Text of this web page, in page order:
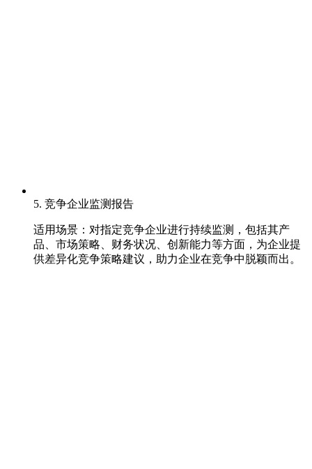
5. 竞争企业监测报告
适用场景：对指定竞争企业进行持续监测，包括其产
品、市场策略、财务状况、创新能力等方面，为企业提
供差异化竞争策略建议，助力企业在竞争中脱颖而出。